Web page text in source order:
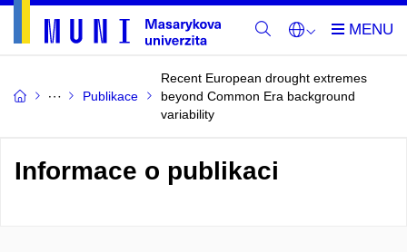
Publikace
Recent European drought extremes
beyond Common Era background
variability
Informace o publikaci